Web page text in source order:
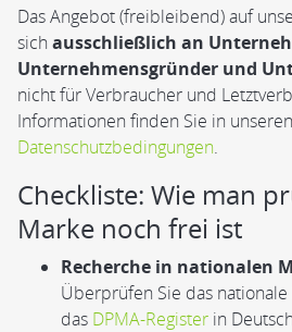
Das Angebot (freibleibend) auf
sich ausschließlich an
Unternehmensgründer und
nicht für Verbraucher und
Informationen finden Sie in unseren
Datenschutzbedingungen.
Checkliste: Wie man
Marke noch frei ist
Recherche in nationalen
Überprüfen Sie das
das DPMA-Register in